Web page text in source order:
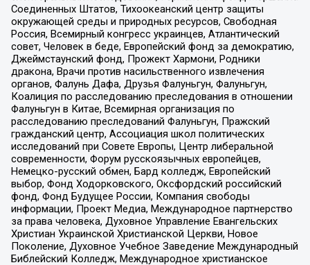
Соединенных Штатов, Тихоокеанский центр защиты
окружающей среды и природных ресурсов, Свободная
Россия, Всемирный конгресс украинцев, Атлантический
совет, Человек в беде, Европейский фонд за демократию,
Джеймстаунский фонд, Прожект Хармони, Родники
дракона, Врачи против насильственного извлечения
органов, Фалунь Дафа, Друзья Фалуньгун, Фалуньгун,
Коалиция по расследованию преследования в отношении
Фалуньгун в Китае, Всемирная организация по
расследованию преследований Фалуньгун, Пражский
гражданский центр, Ассоциация школ политических
исследований при Совете Европы, Центр либеральной
современности, Форум русскоязычных европейцев,
Немецко-русский обмен, Бард колледж, Европейский
выбор, Фонд Ходорковского, Оксфордский российский
фонд, Фонд Будущее России, Компания свободы
информации, Проект Медиа, Международное партнерство
за права человека, Духовное Управление Евангельских
Христиан Украинской Христианской Церкви, Новое
Поколение, Духовное Учебное Заведение Международный
Библейский Колледж, Международное христианское